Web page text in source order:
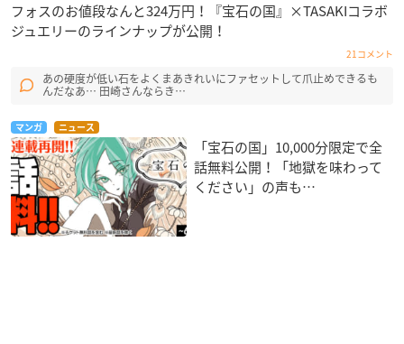
フォスのお値段なんと324万円！『宝石の国』×TASAKIコラボ
ジュエリーのラインナップが公開！
21コメント
あの硬度が低い石をよくまあきれいにファセットして爪止めできるも
んだなあ… 田崎さんならき…
マンガ ニュース
「宝石の国」10,000分限定で全
話無料公開！「地獄を味わって
ください」の声も…